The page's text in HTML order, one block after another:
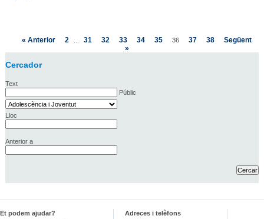
« Anterior 2 31 32 33 34 35 36 37 38
Següent
»
Cercador
Text
Públic
Lloc
Anterior a
Et podem ajudar?
Adreces i telèfons